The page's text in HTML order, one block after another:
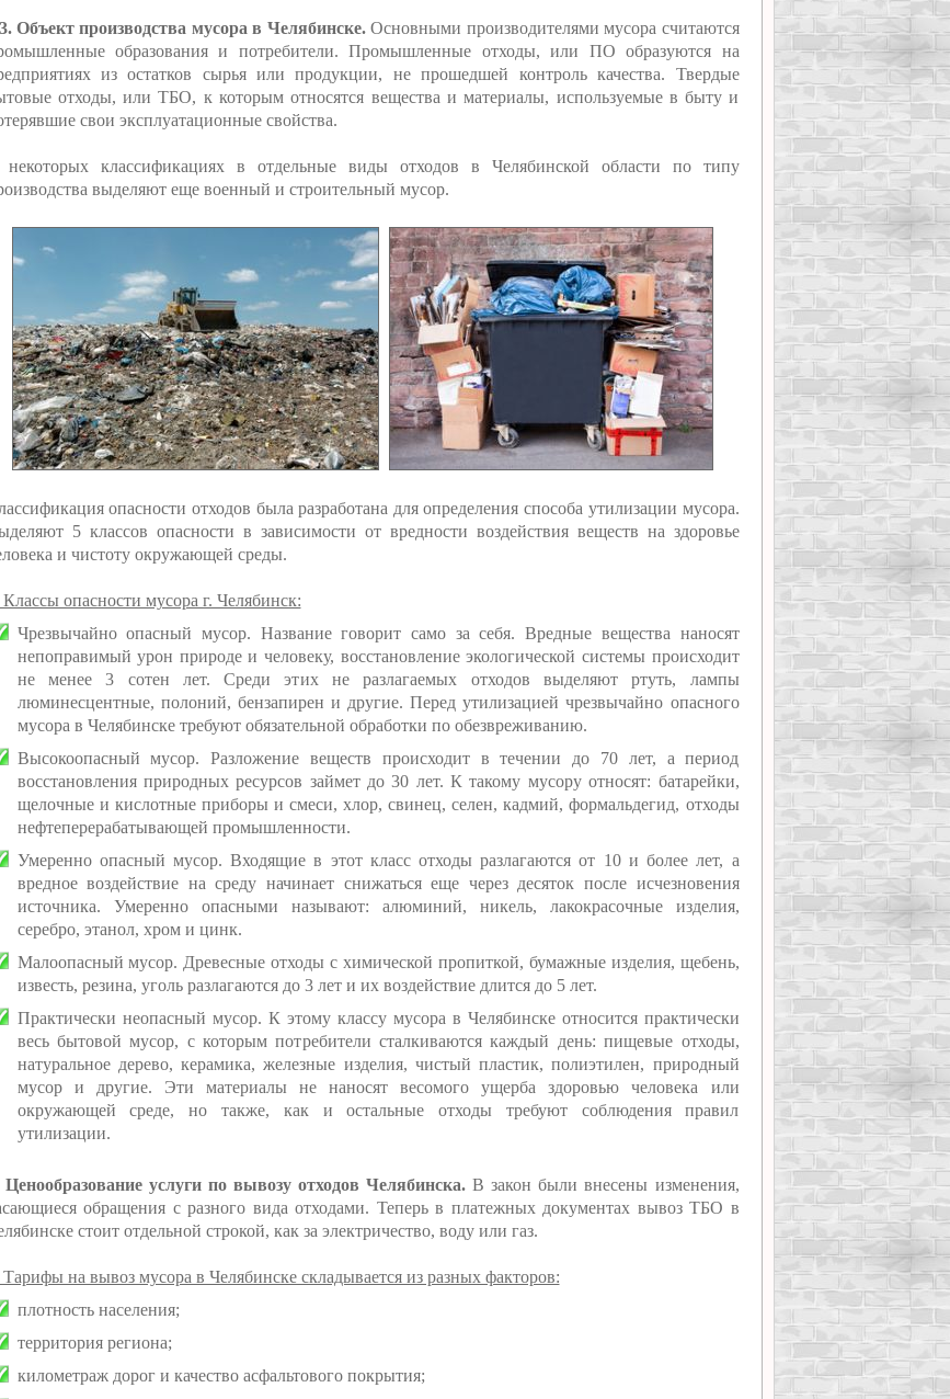
Объект производства мусора в Челябинске.Основными производителями мусора считаются
образования и потребители. Промышленные отходы, или ПО образуются на
из остатков сырья или продукции, не прошедшей контроль качества. Твердые
отходы, или ТБО, к которым относятся вещества и материалы, используемые в быту и
свои эксплуатационные свойства.
классификациях в отдельные виды отходов в Челябинской области по типу
выделяют еще военный и строительный мусор.
опасности отходов была разработана для определения способа утилизации мусора.
5 классов опасности в зависимости от вредности воздействия веществ на здоровье
и чистоту окружающей среды.
Классы опасности мусора г. Челябинск:
Чрезвычайно опасный мусор. Название говорит само за себя. Вредные вещества наносят
непоправимый урон природе и человеку, восстановление экологической системы происходит
не менее 3 сотен лет. Среди этих не разлагаемых отходов выделяют ртуть, лампы
люминесцентные, полоний, бензапирен и другие. Перед утилизацией чрезвычайно опасного
мусора в Челябинске требуют обязательной обработки по обезвреживанию.
Высокоопасный мусор. Разложение веществ происходит в течении до 70 лет, а период
восстановления природных ресурсов займет до 30 лет. К такому мусору относят: батарейки,
щелочные и кислотные приборы и смеси, хлор, свинец, селен, кадмий, формальдегид, отходы
нефтеперерабатывающей промышленности.
Умеренно опасный мусор. Входящие в этот класс отходы разлагаются от 10 и более лет, а
вредное воздействие на среду начинает снижаться еще через десяток после исчезновения
источника. Умеренно опасными называют: алюминий, никель, лакокрасочные изделия,
серебро, этанол, хром и цинк.
Малоопасный мусор. Древесные отходы с химической пропиткой, бумажные изделия, щебень,
известь, резина, уголь разлагаются до 3 лет и их воздействие длится до 5 лет.
Практически неопасный мусор. К этому классу мусора в Челябинске относится практически
весь бытовой мусор, с которым потребители сталкиваются каждый день: пищевые отходы,
натуральное дерево, керамика, железные изделия, чистый пластик, полиэтилен, природный
мусор и другие. Эти материалы не наносят весомого ущерба здоровью человека или
окружающей среде, но также, как и остальные отходы требуют соблюдения правил
утилизации.
Ценообразование услуги по вывозу отходов Челябинска. В закон были внесены изменения,
обращения с разного вида отходами. Теперь в платежных документах вывоз ТБО в
стоит отдельной строкой, как за электричество, воду или газ.
Тарифы на вывоз мусора в Челябинске складывается из разных факторов:
плотность населения;
территория региона;
километраж дорог и качество асфальтового покрытия;